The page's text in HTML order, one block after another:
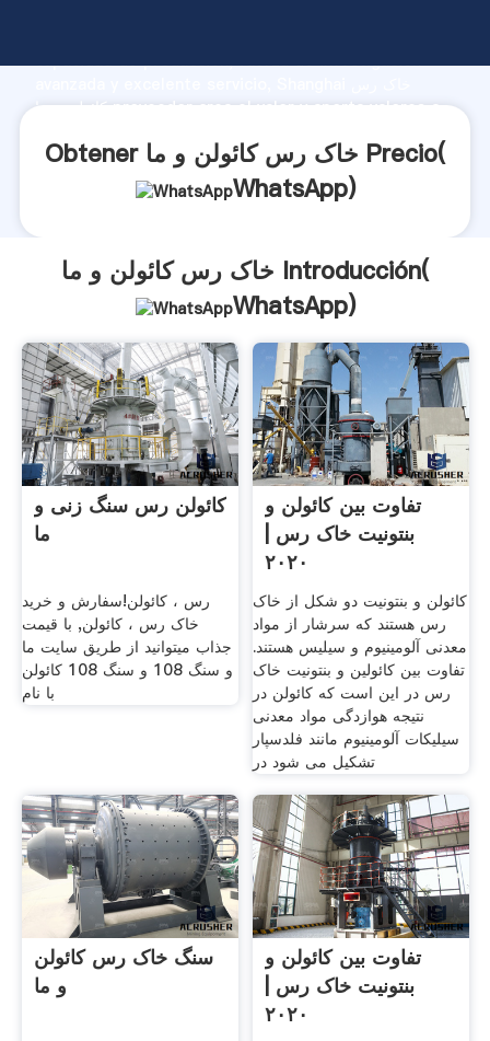
capacidad de producción, fuerza de investigación
کائولن و ما proveedor crea el valor y aporta valores a
Obtener خاک رس کائولن و ما Precio(
WhatsApp)
خاک رس کائولن و ما Introducción(
WhatsApp)
کائولن رس سنگ زنی و
ما
رس ، کائولن!سفارش و خرید
خاک رس ، کائولن, با قیمت
جذاب میتوانید از طریق سایت ما
و سنگ 108 و سنگ 108 کائولن
با نام
تفاوت بین کائولن و
بنتونیت خاک رس |
۲۰۲۰
کائولن و بنتونیت دو شکل از خاک
رس هستند که سرشار از مواد
معدنی آلومینیوم و سیلیس هستند.
تفاوت بین کائولین و بنتونیت خاک
رس در این است که کائولن در
نتیجه هوازدگی مواد معدنی
سیلیکات آلومینیوم مانند فلدسپار
تشکیل می شود در
سنگ خاک رس کائولن
و ما
تفاوت بین کائولن و
بنتونیت خاک رس |
۲۰۲۰